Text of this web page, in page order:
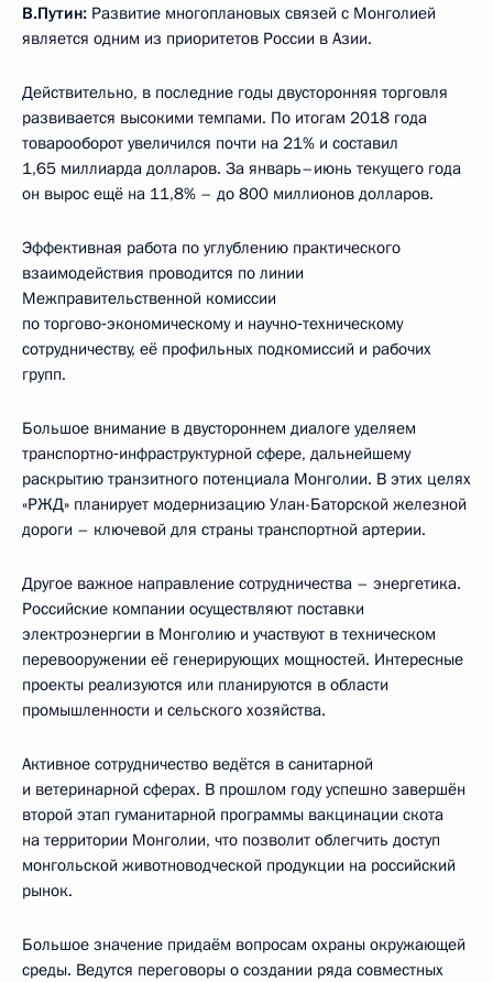
В.Путин: Развитие многоплановых связей с Монголией
является одним из приоритетов России в Азии.
Действительно, в последние годы двусторонняя торговля
развивается высокими темпами. По итогам 2018 года
товарооборот увеличился почти на 21% и составил
1,65 миллиарда долларов. За январь–июнь текущего года
он вырос ещё на 11,8% – до 800 миллионов долларов.
Эффективная работа по углублению практического
взаимодействия проводится по линии
Межправительственной комиссии
по торгово‑экономическому и научно‑техническому
сотрудничеству, её профильных подкомиссий и рабочих
групп.
Большое внимание в двустороннем диалоге уделяем
транспортно‑инфраструктурной сфере, дальнейшему
раскрытию транзитного потенциала Монголии. В этих целях
«РЖД» планирует модернизацию Улан-Баторской железной
дороги – ключевой для страны транспортной артерии.
Другое важное направление сотрудничества – энергетика.
Российские компании осуществляют поставки
электроэнергии в Монголию и участвуют в техническом
перевооружении её генерирующих мощностей. Интересные
проекты реализуются или планируются в области
промышленности и сельского хозяйства.
Активное сотрудничество ведётся в санитарной
и ветеринарной сферах. В прошлом году успешно завершён
второй этап гуманитарной программы вакцинации скота
на территории Монголии, что позволит облегчить доступ
монгольской животноводческой продукции на российский
рынок.
Большое значение придаём вопросам охраны окружающей
среды. Ведутся переговоры о создании ряда совместных